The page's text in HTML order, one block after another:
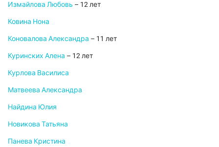
Измайлова Любовь – 12 лет
Ковина Нона
Коновалова Александра – 11 лет
Куринских Алена – 12 лет
Курлова Василиса
Матвеева Александра
Найдина Юлия
Новикова Татьяна
Панева Кристина